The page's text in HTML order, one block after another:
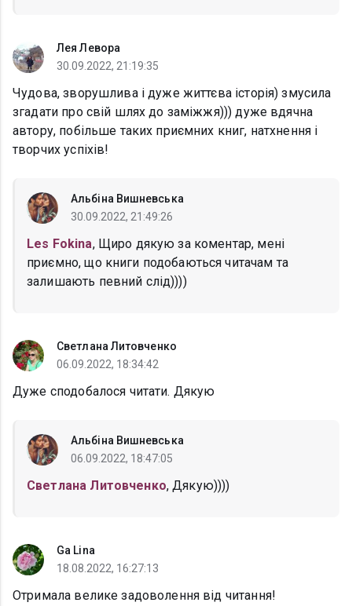
Лея Левора
30.09.2022, 21:19:35
Чудова, зворушлива і дуже життєва історія) змусила
згадати про свій шлях до заміжжя))) дуже вдячна
автору, побільше таких приємних книг, натхнення і
творчих успіхів!
Альбіна Вишневська
30.09.2022, 21:49:26
Les Fokina, Щиро дякую за коментар, мені
приємно, що книги подобаються читачам та
залишають певний слід))))
Светлана Литовченко
06.09.2022, 18:34:42
Дуже сподобалося читати. Дякую
Альбіна Вишневська
06.09.2022, 18:47:05
Светлана Литовченко, Дякую))))
Ga Lina
18.08.2022, 16:27:13
Отримала велике задоволення від читання!